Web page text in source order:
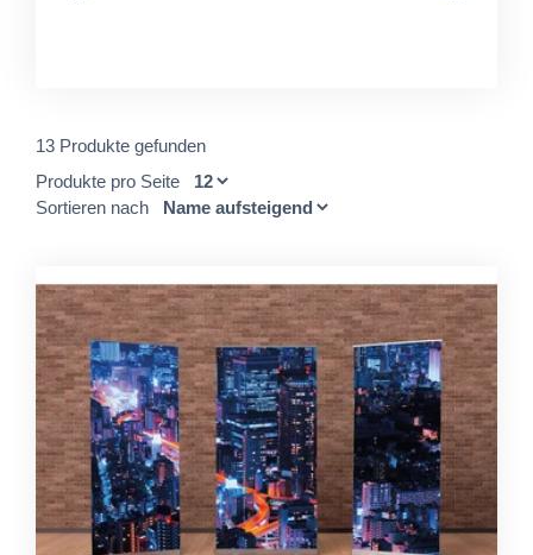
13 Produkte gefunden
Produkte pro Seite
Sortieren nach